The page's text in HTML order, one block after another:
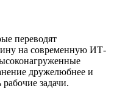
переводят
на современную ИТ-
дружелюбнее и
задачи.